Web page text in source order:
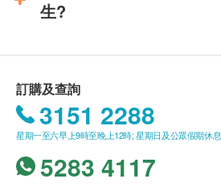
生?
訂購及查詢
3151 2288
星期一至六早上9時至晚上12時; 星期日及公眾假期休息
5283 4117